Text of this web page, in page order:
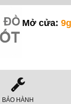
Mở cửa:
BẢO HÀNH